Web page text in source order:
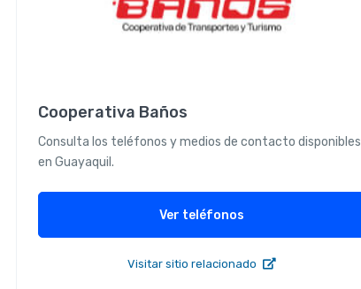
Cooperativa Baños
Consulta los teléfonos y medios de contacto disponibles
en Guayaquil.
Ver teléfonos
Visitar sitio relacionado